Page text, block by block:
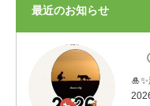
最近のお知らせ